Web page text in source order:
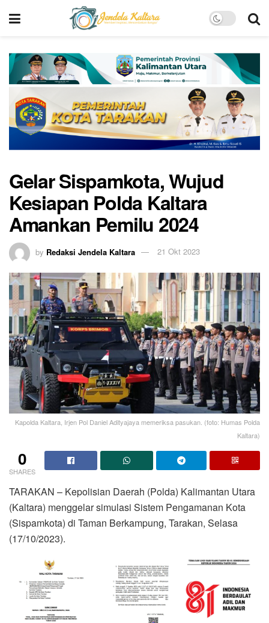
Gelar Sispamkota, Wujud
Kesiapan Polda Kaltara
Amankan Pemilu 2024
by Redaksi Jendela Kaltara 21 Okt 2023
Kapolda Kaltara, Irjen Pol Daniel Adityajaya memeriksa pasukan. (foto: Humas Polda
Kaltara)
0
SHARES
TARAKAN – Kepolisian Daerah (Polda) Kalimantan Utara
(Kaltara) menggelar simulasi Sistem Pengamanan Kota
(Sispamkota) di Taman Berkampung, Tarakan, Selasa
(17/10/2023).